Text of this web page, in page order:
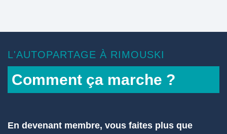
L'AUTOPARTAGE À RIMOUSKI
Comment ça marche ?
En devenant membre, vous faites plus que